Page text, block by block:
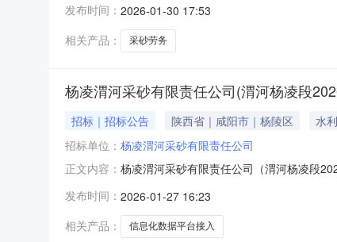
内容ABCDEFG河道采砂-装车-运输至场区
（河道至
发布时间： 2026-01-30 17:53
相关产品：
采砂劳务
杨凌渭河采砂有限责任公司(渭河杨凌段
招标｜招标公告 陕西省｜咸阳市｜杨陵区 水
招标单位： 杨凌渭河采砂有限责任公司
正文内容： 杨凌渭河采砂有限责任公司（渭河杨凌段
可统计、信息可追溯”的智能化信息建设模
息监管及追溯、数据存储及安全管理、网
发布时间： 2026-01-27 16:23
相关产品：
信息化数据平台接入